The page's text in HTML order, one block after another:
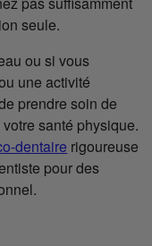
seule.
ou si vous
une activité
prendre soin de
santé physique.
dentaire rigoureuse
pour des